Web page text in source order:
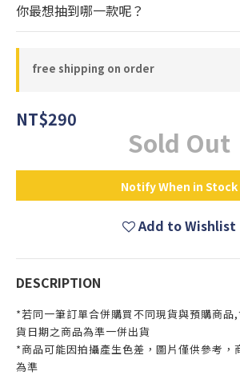
你最想抽到哪一款呢？
free shipping on order
NT$290
Sold Out
Notify When in Stock
Add to Wishlist
DESCRIPTION
*若同一筆訂單合併購買不同現貨與預購商品
貨日期之商品為準一併出貨
*商品可能因拍攝產生色差，圖片僅供參考，
為準